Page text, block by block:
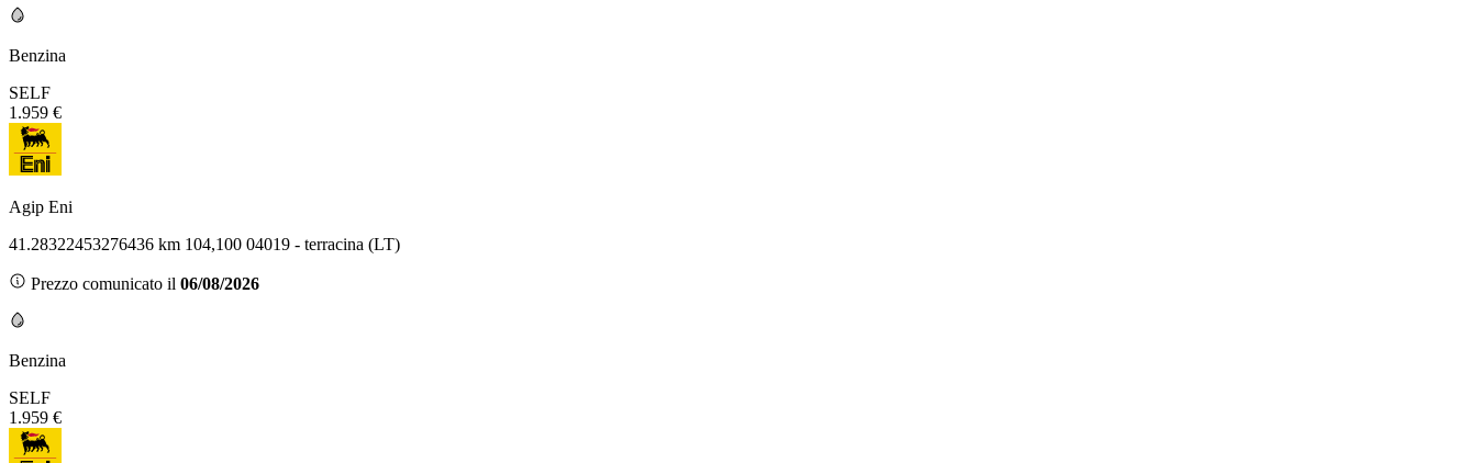
Benzina
SELF
1.959 €
Agip Eni
41.28322453276436 km 104,100 04019 - terracina (LT)
Prezzo comunicato il 06/08/2026
Benzina
SELF
1.959 €